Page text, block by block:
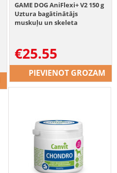
GAME DOG AniFlexi+ V2 150 g
Uztura bagātinātājs
muskuļu un skeleta
€25.55
PIEVIENOT GROZAM